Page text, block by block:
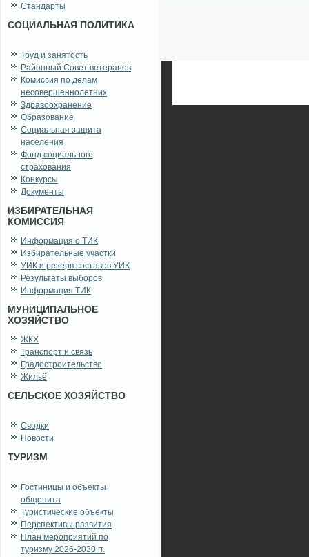
Стандарты
СОЦИАЛЬНАЯ ПОЛИТИКА
Труд и занятость
Районный Совет ветеранов
Комиссия по делам
несовершеннолетних
Здравоохранение
Образование
Социальная защита
населения
Фонд социального
страхования
Конкурсы
Документы
ИЗБИРАТЕЛЬНАЯ
КОМИССИЯ
Информация о ТИК
Избирательные участки
УИК и резерв составов УИК
Результаты выборов
Информация ТИК
МУНИЦИПАЛЬНОЕ
ХОЗЯЙСТВО
ЖКХ
Транспорт и связь
Градостроительство
Жильё
СЕЛЬСКОЕ ХОЗЯЙСТВО
Сводки
Новости
ТУРИЗМ
Гостиницы и объекты
общепита
Туристические объекты
Перспективы развития
План мероприятий по
туризму 2026-2030 гг.